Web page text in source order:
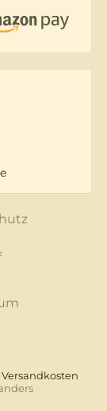
Versandkosten